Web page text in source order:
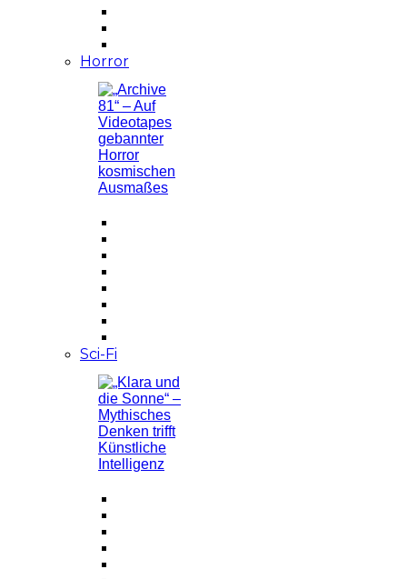
Horror
Sci-Fi